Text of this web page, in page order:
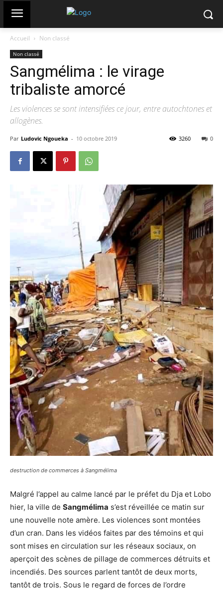
Accueil Non classé
Non classé
Sangmélima : le virage
tribaliste amorcé
Les violences se sont intensifiées ce jour, entre autochtones et
allogènes.
Par Ludovic Ngoueka - 10 octobre 2019 0
3260
destruction de commerces à Sangmélima
Malgré l’appel au calme lancé par le préfet du Dja et Lobo
hier, la ville de Sangmélima s’est réveillée ce matin sur
une nouvelle note amère. Les violences sont montées
d’un cran. Dans les vidéos faites par des témoins et qui
sont mises en circulation sur les réseaux sociaux, on
aperçoit des scènes de pillage de commerces détruits et
incendiés. Des sources parlent tantôt de deux morts,
tantôt de trois. Sous le regard de forces de l’ordre